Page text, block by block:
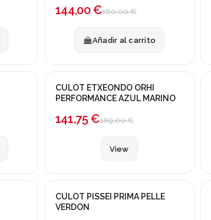
144,00 €160,00 €
Añadir al carrito
¡En oferta!
CULOT ETXEONDO ORHI
PERFORMANCE AZUL MARINO
141,75 €189,00 €
View
¡En oferta!
CULOT PISSEI PRIMA PELLE
VERDON